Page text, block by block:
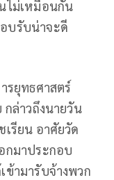
ไม่เหมือนกัน
บรับน่าจะดี
รยุทธศาสตร์
กล่าวถึงนายวัน
รียน อาศัยวัด
กมาประกอบ
ข้ามารับจ้างพวก